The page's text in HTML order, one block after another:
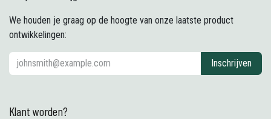
We houden je graag op de hoogte van onze laatste product
ontwikkelingen:
Inschrijven
Klant worden?